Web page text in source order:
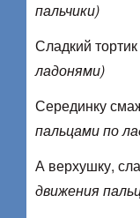
пальчики)
Сладкий
ладонями)
Серединку
пальцами по
А верхушку,
движения